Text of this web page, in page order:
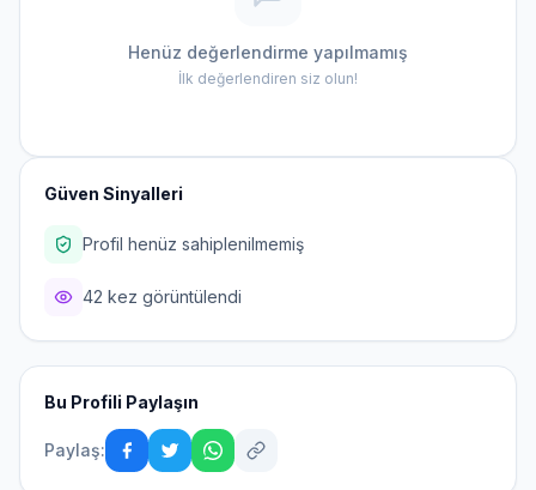
Henüz değerlendirme yapılmamış
İlk değerlendiren siz olun!
Güven Sinyalleri
Profil henüz sahiplenilmemiş
42 kez görüntülendi
Bu Profili Paylaşın
Paylaş: